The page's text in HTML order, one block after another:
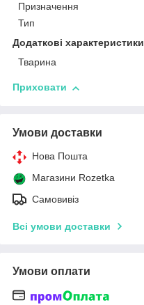
Призначення
Тип
Додаткові характеристики
Тварина
Приховати
Умови доставки
Нова Пошта
Магазини Rozetka
Самовивіз
Всі умови доставки
Умови оплати